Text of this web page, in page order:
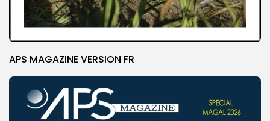
APS MAGAZINE VERSION FR